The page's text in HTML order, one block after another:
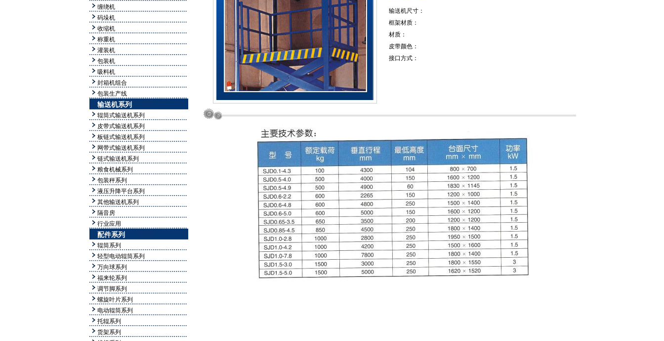
缠绕机
码垛机
收缩机
称重机
灌装机
包装机
吸料机
封箱机组合
包装生产线
输送机系列
辊筒式输送机系列
皮带式输送机系列
板链式输送机系列
网带式输送机系列
链式输送机系列
粮食机械系列
包装秤系列
液压升降平台系列
其他输送机系列
隔音房
行业应用
配件系列
辊筒系列
轻型电动辊筒系列
万向球系列
福来轮系列
调节脚系列
螺旋叶片系列
电动辊筒系列
托辊系列
货架系列
输送机尺寸：
框架材质：
材质：
皮带颜色：
接口方式：